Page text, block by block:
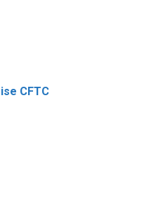
CFTC